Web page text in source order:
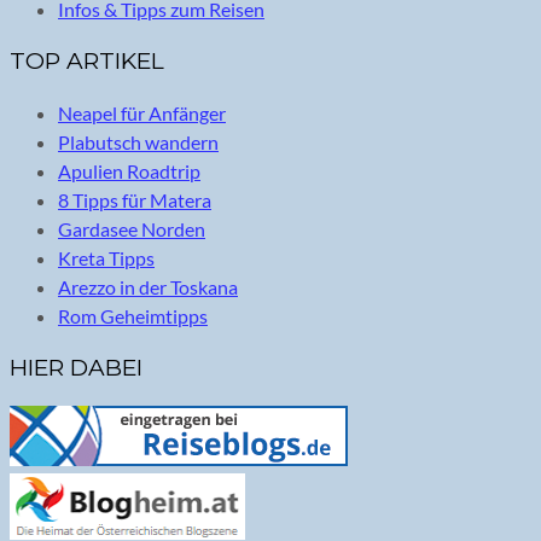
Infos & Tipps zum Reisen
TOP ARTIKEL
Neapel für Anfänger
Plabutsch wandern
Apulien Roadtrip
8 Tipps für Matera
Gardasee Norden
Kreta Tipps
Arezzo in der Toskana
Rom Geheimtipps
HIER DABEI